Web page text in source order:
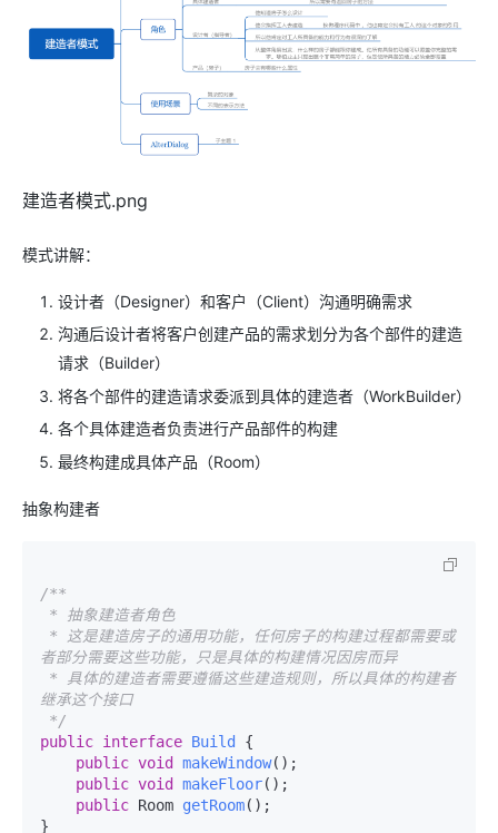
建造者模式.png
模式讲解：
设计者（Designer）和客户（Client）沟通明确需求
沟通后设计者将客户创建产品的需求划分为各个部件的建造
请求（Builder）
将各个部件的建造请求委派到具体的建造者（WorkBuilder）
各个具体建造者负责进行产品部件的构建
最终构建成具体产品（Room）
抽象构建者
/**
者部分需要这些功能，只是具体的构建情况因房而异
继承这个接口
*/
public interface Build
{
public void makeWindow() ;
public void makeFloor() ;
public Room getRoom() ;